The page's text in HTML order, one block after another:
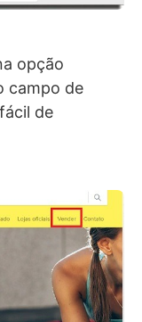
opção
campo de
de